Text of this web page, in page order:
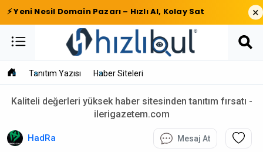
⚡ Yeni Nesil Domain Pazarı – Hızlı Al, Kolay Sat ×
Tanıtım Yazısı Haber Siteleri
Kaliteli değerleri yüksek haber sitesinden tanıtım fırsatı -
ilerigazetem.com
HadRa Mesaj At